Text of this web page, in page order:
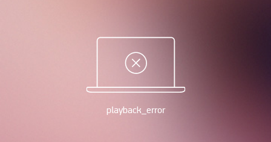
playback_error